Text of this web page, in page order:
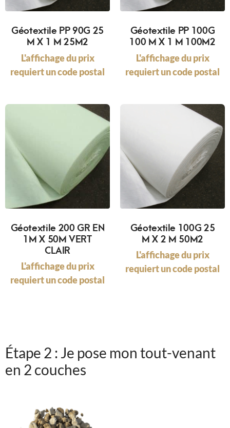
Géotextile PP 90G 25
M X 1 M 25M2
L'affichage du prix
requiert un code postal
Géotextile PP 100G
100 M X 1 M 100M2
L'affichage du prix
requiert un code postal
Géotextile 200 GR EN
1M X 50M VERT
CLAIR
L'affichage du prix
requiert un code postal
Géotextile 100G 25
M X 2 M 50M2
L'affichage du prix
requiert un code postal
Étape 2 : Je pose mon tout-venant
en 2 couches